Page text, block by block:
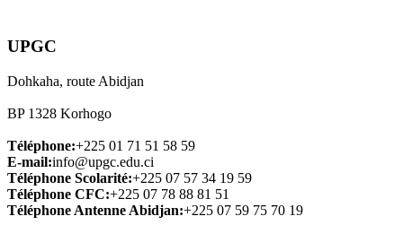
UPGC
Dohkaha, route Abidjan
BP 1328 Korhogo
Téléphone:+225 01 71 51 58 59
E-mail:info@upgc.edu.ci
Téléphone Scolarité:+225 07 57 34 19 59
Téléphone CFC:+225 07 78 88 81 51
Téléphone Antenne Abidjan:+225 07 59 75 70 19